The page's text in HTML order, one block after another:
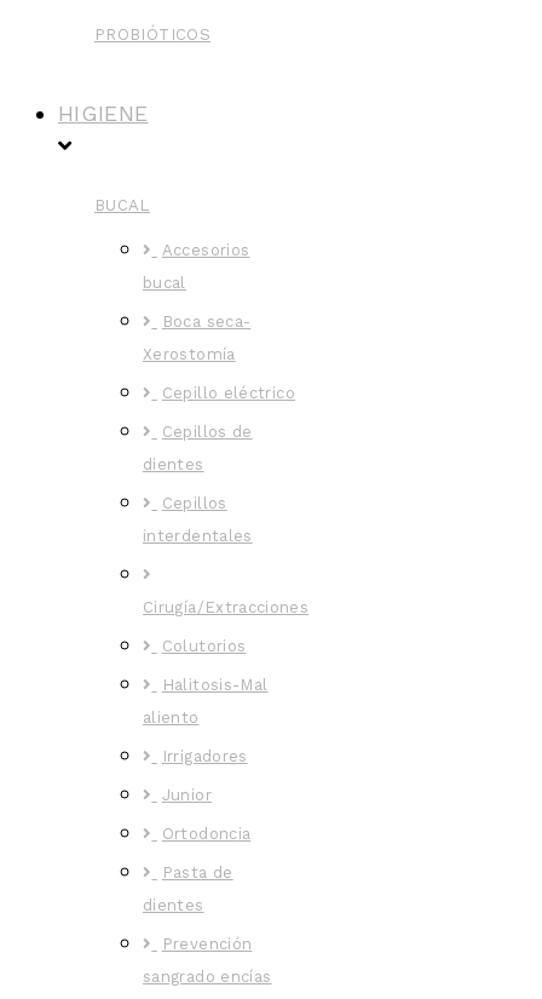
PROBIÓTICOS
HIGIENE
BUCAL
Accesorios
bucal
Boca seca-
Xerostomía
Cepillo eléctrico
Cepillos de
dientes
Cepillos
interdentales
Cirugía/Extracciones
Colutorios
Halitosis-Mal
aliento
Irrigadores
Junior
Ortodoncia
Pasta de
dientes
Prevención
sangrado encías